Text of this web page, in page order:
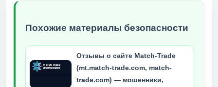
Похожие материалы безопасности
Отзывы о сайте Match-Trade
(mt.match-trade.com, match-
trade.com) — мошенники,